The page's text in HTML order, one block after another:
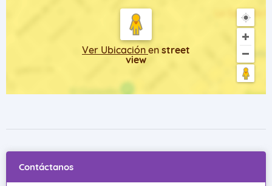
Ver Ubicación en street
view
Contáctanos